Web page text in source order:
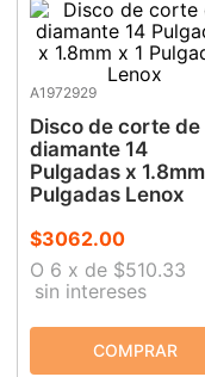
A1972929
Disco de corte de
diamante 14
Pulgadas x
Pulgadas Lenox
$3062.00
O 6 x de $510.33
sin intereses